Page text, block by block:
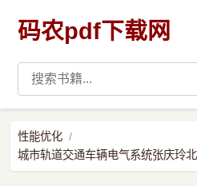
码农pdf下载网
数据科学与人工智能
性能优化
城市轨道交通车辆电气系统张庆玲